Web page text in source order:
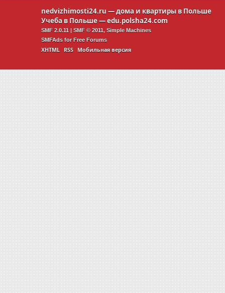
nedvizhimosti24.ru — дома и квартиры в Польше
Учеба в Польше —edu.polsha24.com
SMF 2.0.11 | SMF © 2011, Simple Machines
SMFAds for Free Forums
XHTML RSS Мобильная версия